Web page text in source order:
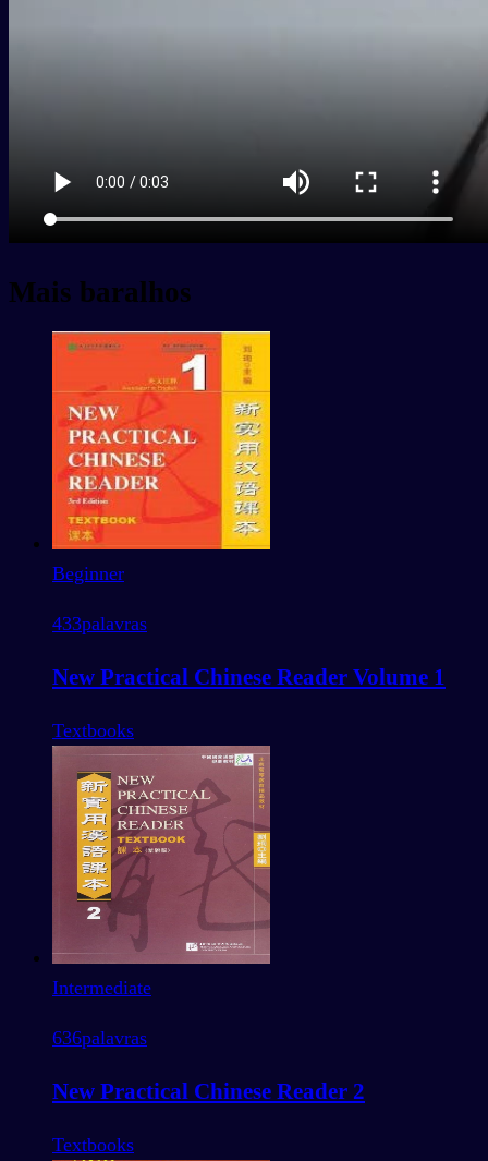
Mais baralhos
Beginner
433palavras
New Practical Chinese Reader Volume 1
Textbooks
Intermediate
636palavras
New Practical Chinese Reader 2
Textbooks